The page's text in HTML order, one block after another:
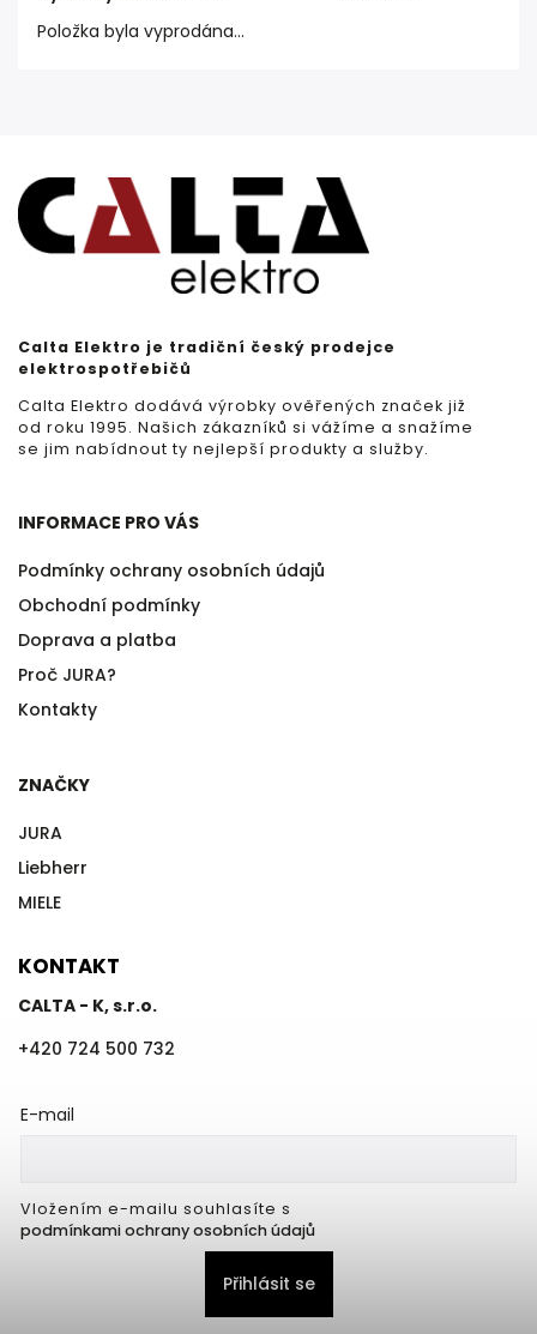
Položka byla vyprodána…
Calta Elektro je tradiční český prodejce
elektrospotřebičů
Calta Elektro dodává výrobky ověřených značek již
od roku 1995. Našich zákazníků si vážíme a snažíme
se jim nabídnout ty nejlepší produkty a služby.
INFORMACE PRO VÁS
Podmínky ochrany osobních údajů
Obchodní podmínky
Doprava a platba
Proč JURA?
Kontakty
ZNAČKY
JURA
Liebherr
MIELE
KONTAKT
CALTA - K, s.r.o.
+420 724 500 732
E-mail
Vložením e-mailu souhlasíte s
podmínkami ochrany osobních údajů
Přihlásit se